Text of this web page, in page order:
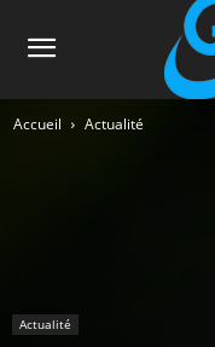
Accueil Actualité
Actualité